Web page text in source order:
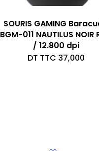
SOURIS GAMING
BGM-011 NAUTILUS NOIR
/ 12.800 dpi
DT TTC 37,000